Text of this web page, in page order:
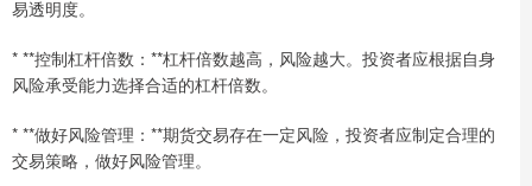
易透明度。
* **控制杠杆倍数：**杠杆倍数越高，风险越大。投资者应根据自身
风险承受能力选择合适的杠杆倍数。
* **做好风险管理：**期货交易存在一定风险，投资者应制定合理的
交易策略，做好风险管理。